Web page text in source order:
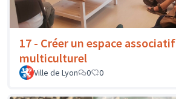
17 - Créer un espace associatif
multiculturel
Ville de Lyon 0 0